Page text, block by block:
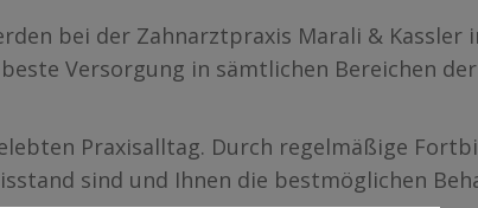
bei der Zahnarztpraxis Marali & Kassler
Versorgung in sämtlichen Bereichen
Praxisalltag. Durch regelmäßige
sind und Ihnen die bestmöglichen